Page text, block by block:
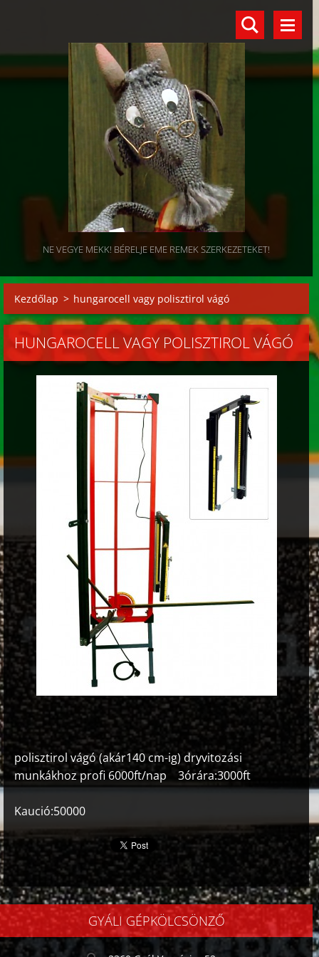
NE VEGYE MEKK! BÉRELJE EME REMEK SZERKEZETEKET!
Kezdőlap > hungarocell vagy polisztirol vágó
HUNGAROCELL VAGY POLISZTIROL VÁGÓ
polisztirol vágó (akár140 cm-ig) dryvitozási
munkákhoz profi 6000ft/nap 3órára:3000ft
Kaució:50000
GYÁLI GÉPKÖLCSÖNZŐ